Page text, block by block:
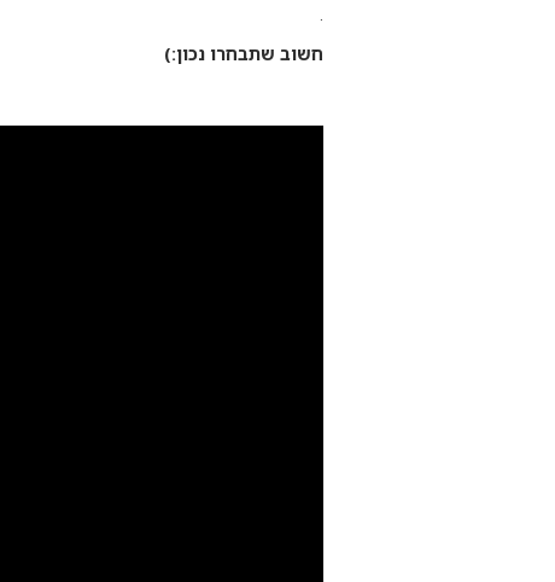
.
חשוב שתבחרו נכון:)